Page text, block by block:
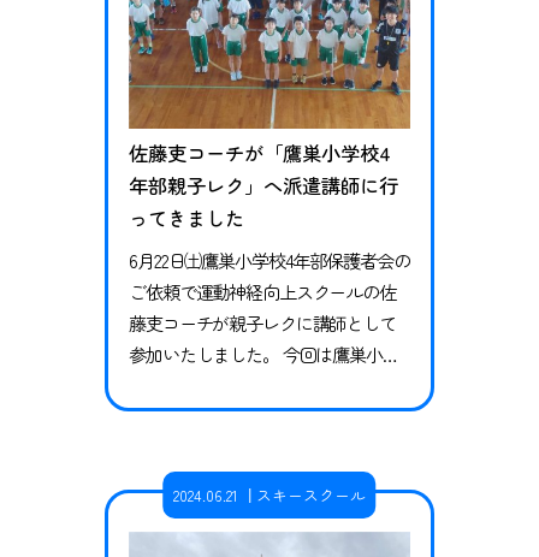
佐藤吏コーチが「鷹巣小学校4
年部親子レク」へ派遣講師に行
ってきました
6月22日㈯鷹巣小学校4年部保護者会の
ご依頼で運動神経向上スクールの佐
藤吏コーチが親子レクに講師として
参加いたしました。 今回は鷹巣小学
方にご参加いただきました。 はじめ
と現代の子供達を取り巻く環境の違
いについてのお話をさせていただ
き、自分の身体の変化を感じられる
2024.06.21 スキースクール